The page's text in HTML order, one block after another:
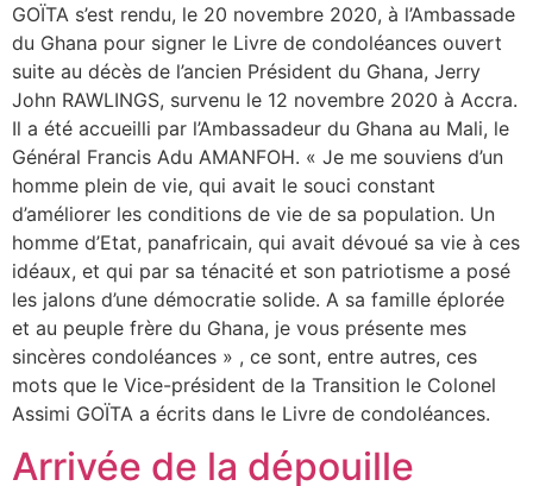
GOÏTA s’est rendu, le 20 novembre 2020, à l’Ambassade
du Ghana pour signer le Livre de condoléances ouvert
suite au décès de l’ancien Président du Ghana, Jerry
John RAWLINGS, survenu le 12 novembre 2020 à Accra.
Il a été accueilli par l’Ambassadeur du Ghana au Mali, le
Général Francis Adu AMANFOH. « Je me souviens d’un
homme plein de vie, qui avait le souci constant
d’améliorer les conditions de vie de sa population. Un
homme d’Etat, panafricain, qui avait dévoué sa vie à ces
idéaux, et qui par sa ténacité et son patriotisme a posé
les jalons d’une démocratie solide. A sa famille éplorée
et au peuple frère du Ghana, je vous présente mes
sincères condoléances » , ce sont, entre autres, ces
mots que le Vice-président de la Transition le Colonel
Assimi GOÏTA a écrits dans le Livre de condoléances.
Arrivée de la dépouille